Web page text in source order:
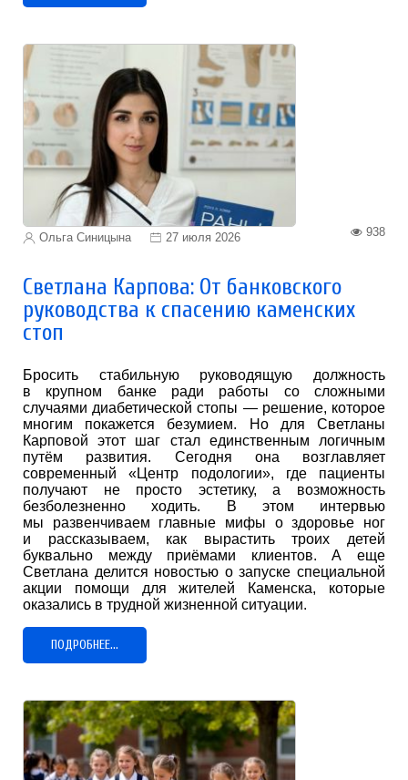
Ольга Синицына 27 июля 2026 938
Светлана Карпова: От банковского
руководства к спасению каменских
стоп
Бросить стабильную руководящую должность
в крупном банке ради работы со сложными
случаями диабетической стопы — решение, которое
многим покажется безумием. Но для Светланы
Карповой этот шаг стал единственным логичным
путём развития. Сегодня она возглавляет
современный «Центр подологии», где пациенты
получают не просто эстетику, а возможность
безболезненно ходить. В этом интервью
мы развенчиваем главные мифы о здоровье ног
и рассказываем, как вырастить троих детей
буквально между приёмами клиентов. А еще
Светлана делится новостью о запуске специальной
акции помощи для жителей Каменска, которые
оказались в трудной жизненной ситуации.
ПОДРОБНЕЕ...